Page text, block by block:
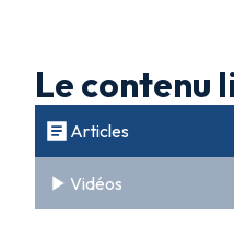
Le contenu
Articles
Vidéos